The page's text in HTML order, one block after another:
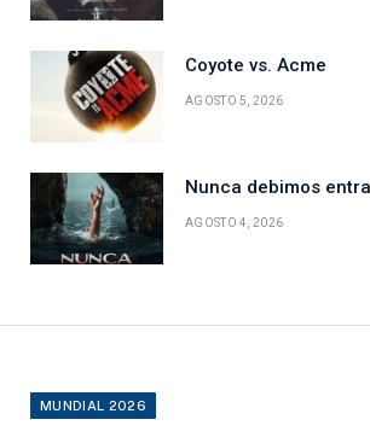
Coyote vs. Acme
AGOSTO 5, 2026
Nunca debimos
AGOSTO 4, 2026
MUNDIAL 2026